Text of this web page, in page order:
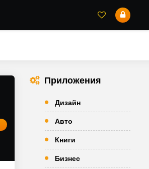
Приложения
Дизайн
Авто
Книги
Бизнес